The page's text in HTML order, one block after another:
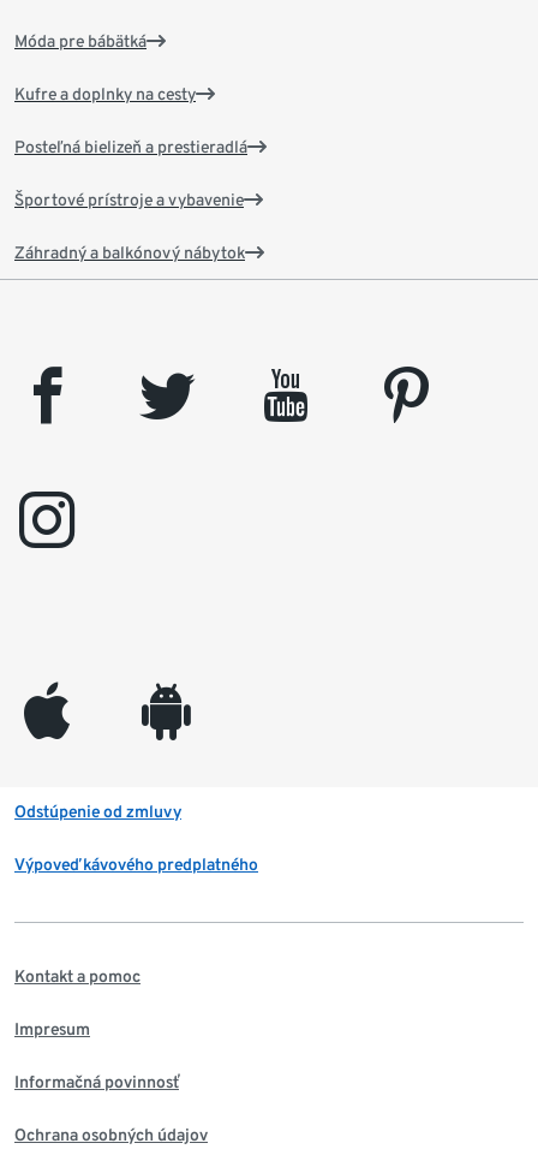
Móda pre bábätká
Kufre a doplnky na cesty
Posteľná bielizeň a prestieradlá
Športové prístroje a vybavenie
Záhradný a balkónový nábytok
facebook twitter youtube
pinterest
instagram
appleinc android
Odstúpenie od zmluvy
Výpoveď kávového predplatného
Kontakt a pomoc
Impresum
Informačná povinnosť
Ochrana osobných údajov